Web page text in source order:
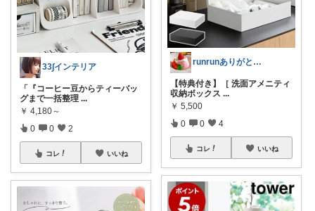
33∫インテリア
「『コーヒー豆からティーバッ
グまで一括整理 ...
￥ 4,180～
0 0 2
コレ いいね
runrunありがとう( ◠‿◠ )
【特典付き】［ 洗面アメニティ
収納ボックス ...
￥ 5,500
0 0 4
コレ いいね